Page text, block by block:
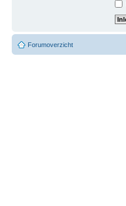
Forumoverzicht